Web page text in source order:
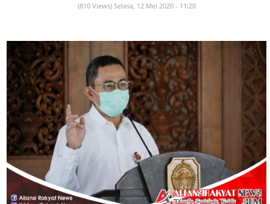
(810 Views) Selasa, 12 Mei 2020 - 11:20